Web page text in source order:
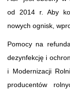
od 2014 r. Aby
nowych ognisk,
Pomocy na
dezynfekcję i
i Modernizacji
producentów